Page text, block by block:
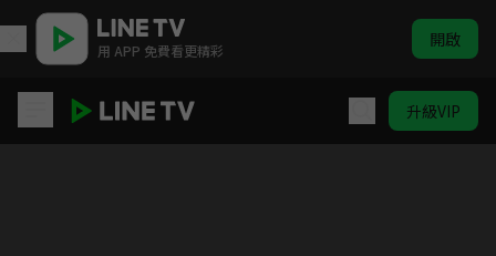
用 APP 免費看更精彩 開啟
升級VIP